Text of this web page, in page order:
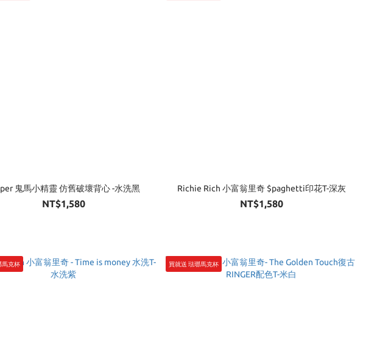
鬼馬小精靈 仿舊破壞背心 -水洗黑
NT$1,580
Richie Rich 小富翁里奇 $paghetti印花T-深灰
NT$1,580
馬克杯 買就送 琺瑯馬克杯